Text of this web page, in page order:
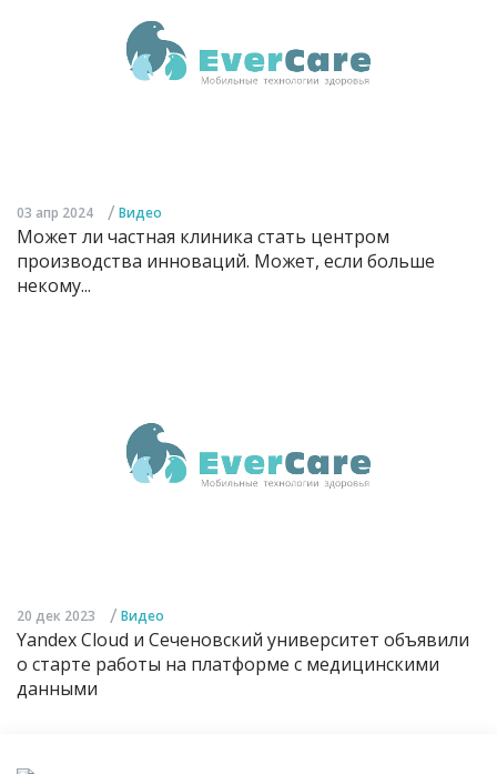
03 апр 2024 / Видео
Может ли частная клиника стать центром
производства инноваций. Может, если больше
некому...
20 дек 2023 / Видео
Yandex Cloud и Сеченовский университет объявили
о старте работы на платформе с медицинскими
данными